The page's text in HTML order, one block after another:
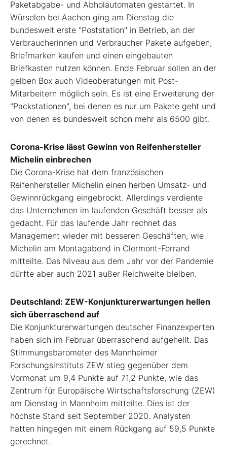
Paketabgabe- und Abholautomaten gestartet. In
Würselen bei Aachen ging am Dienstag die
bundesweit erste "Poststation" in Betrieb, an der
Verbraucherinnen und Verbraucher Pakete aufgeben,
Briefmarken kaufen und einen eingebauten
Briefkasten nutzen können. Ende Februar sollen an der
gelben Box auch Videoberatungen mit Post-
Mitarbeitern möglich sein. Es ist eine Erweiterung der
"Packstationen", bei denen es nur um Pakete geht und
von denen es bundesweit schon mehr als 6500 gibt.
Corona-Krise lässt Gewinn von Reifenhersteller
Michelin einbrechen
Die Corona-Krise hat dem französischen
Reifenhersteller Michelin einen herben Umsatz- und
Gewinnrückgang eingebrockt. Allerdings verdiente
das Unternehmen im laufenden Geschäft besser als
gedacht. Für das laufende Jahr rechnet das
Management wieder mit besseren Geschäften, wie
Michelin am Montagabend in Clermont-Ferrand
mitteilte. Das Niveau aus dem Jahr vor der Pandemie
dürfte aber auch 2021 außer Reichweite bleiben.
Deutschland: ZEW-Konjunkturerwartungen hellen
sich überraschend auf
Die Konjunkturerwartungen deutscher Finanzexperten
haben sich im Februar überraschend aufgehellt. Das
Stimmungsbarometer des Mannheimer
Forschungsinstituts ZEW stieg gegenüber dem
Vormonat um 9,4 Punkte auf 71,2 Punkte, wie das
Zentrum für Europäische Wirtschaftsforschung (ZEW)
am Dienstag in Mannheim mitteilte. Dies ist der
höchste Stand seit September 2020. Analysten
hatten hingegen mit einem Rückgang auf 59,5 Punkte
gerechnet.